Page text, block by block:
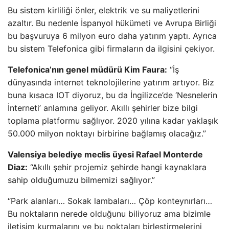
Bu sistem kirliliği önler, elektrik ve su maliyetlerini
azaltır. Bu nedenle İspanyol hükümeti ve Avrupa Birliği
bu başvuruya 6 milyon euro daha yatırım yaptı. Ayrıca
bu sistem Telefonica gibi firmaların da ilgisini çekiyor.
Telefonica’nın genel müdürü Kim Faura: “İş
dünyasında internet teknolojilerine yatırım artıyor. Biz
buna kısaca IOT diyoruz, bu da İngilizce’de ‘Nesnelerin
İnterneti’ anlamına geliyor. Akıllı şehirler bize bilgi
toplama platformu sağlıyor. 2020 yılına kadar yaklaşık
50.000 milyon noktayı birbirine bağlamış olacağız.”
Valensiya belediye meclis üyesi Rafael Monterde
Diaz: “Akıllı şehir projemiz şehirde hangi kaynaklara
sahip olduğumuzu bilmemizi sağlıyor.”
“Park alanları… Sokak lambaları… Çöp konteynırları…
Bu noktaların nerede olduğunu biliyoruz ama bizimle
iletişim kurmalarını ve bu noktaları birleştirmelerini